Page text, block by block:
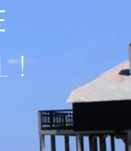
!